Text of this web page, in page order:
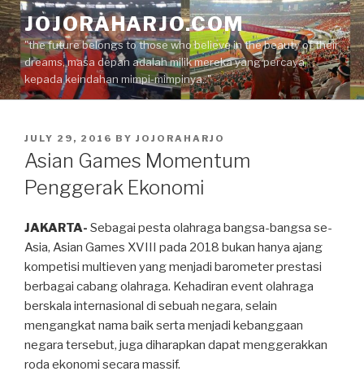
Skip
to
content
JOJORAHARJO.COM
"the future belongs to those who believe in the beauty of their
dreams, masa depan adalah milik mereka yang percaya
kepada keindahan mimpi-mimpinya.."
POSTED
ON
JULY 29, 2016 BY JOJORAHARJO
Asian Games Momentum
Penggerak Ekonomi
JAKARTA- Sebagai pesta olahraga bangsa-bangsa se-
Asia, Asian Games XVIII pada 2018 bukan hanya ajang
kompetisi multieven yang menjadi barometer prestasi
berbagai cabang olahraga. Kehadiran event olahraga
berskala internasional di sebuah negara, selain
mengangkat nama baik serta menjadi kebanggaan
negara tersebut, juga diharapkan dapat menggerakkan
roda ekonomi secara massif.